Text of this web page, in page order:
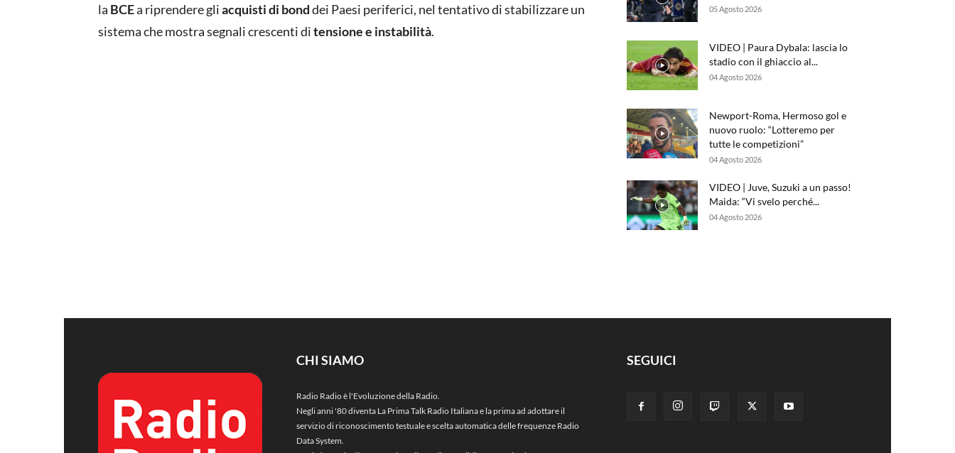
la BCEa riprendere gliacquisti di bonddei Paesi periferici, nel tentativo di stabilizzare un
sistema che mostra segnali crescenti ditensione e instabilità.
05 Agosto 2026
VIDEO | Paura Dybala: lascia lo
stadio con il ghiaccio al...
04 Agosto 2026
Newport-Roma, Hermoso gol e
nuovo ruolo: “Lotteremo per
tutte le competizioni”
04 Agosto 2026
VIDEO | Juve, Suzuki a un passo!
Maida: “Vi svelo perché...
04 Agosto 2026
CHI SIAMO
Radio Radio è l'Evoluzione della Radio.
Negli anni '80 diventa La Prima Talk Radio Italiana e la prima ad adottare il
servizio di riconoscimento testuale e scelta automatica delle frequenze Radio
Data System.
SEGUICI